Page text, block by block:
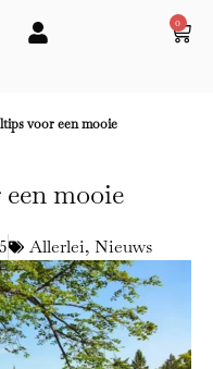
0
voor een mooie
mooie
Allerlei, Nieuws